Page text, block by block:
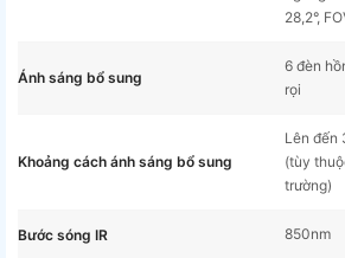
28,2°,
Ánh sáng bổ sung
6 đèn
rọi
Khoảng cách ánh sáng bổ sung
Lên đến
(tùy
trường)
Bước sóng IR 850nm